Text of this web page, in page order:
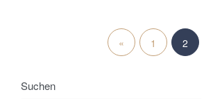
i
« 1 2
Suchen